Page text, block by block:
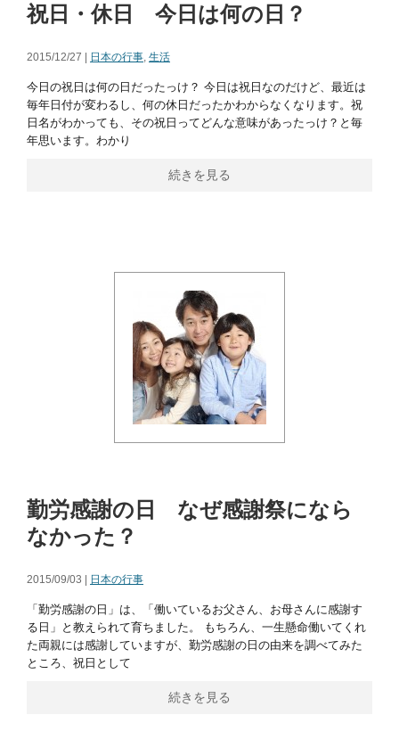
祝日・休日 今日は何の日？
2015/12/27 | 日本の行事, 生活
今日の祝日は何の日だったっけ？ 今日は祝日なのだけど、最近は
毎年日付が変わるし、何の休日だったかわからなくなります。祝
日名がわかっても、その祝日ってどんな意味があったっけ？と毎
年思います。わかり
続きを見る
勤労感謝の日 なぜ感謝祭になら
なかった？
2015/09/03 | 日本の行事
「勤労感謝の日」は、「働いているお父さん、お母さんに感謝す
る日」と教えられて育ちました。 もちろん、一生懸命働いてくれ
た両親には感謝していますが、勤労感謝の日の由来を調べてみた
ところ、祝日として
続きを見る